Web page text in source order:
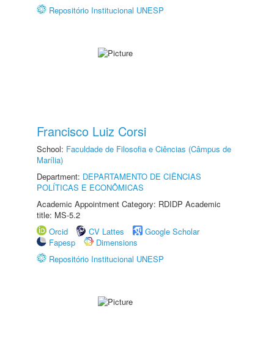
Repositório Institucional UNESP
Francisco Luiz Corsi
School: Faculdade de Filosofia e Ciências (Câmpus de
Marília)
Department: DEPARTAMENTO DE CIÊNCIAS
POLÍTICAS E ECONÔMICAS
Academic Appointment Category: RDIDP Academic
title: MS-5.2
Orcid
CV Lattes
Google Scholar
Fapesp
Dimensions
Repositório Institucional UNESP